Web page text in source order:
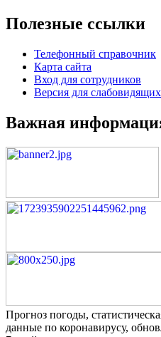
Полезные ссылки
Телефонный справочник
Карта сайта
Вход для сотрудников
Версия для слабовидящих
Важная
Прогноз погоды,
данные по коронавирусу,